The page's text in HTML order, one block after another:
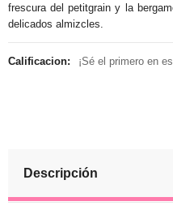
frescura del petitgrain y la
delicados almizcles.
Calificacion: ¡Sé el primero en
Descripción